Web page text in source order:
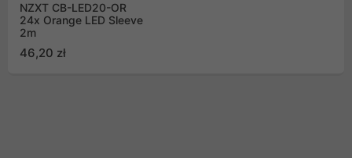
NZXT CB-LED20-OR
24x Orange LED Sleeve
2m
46,20 zł